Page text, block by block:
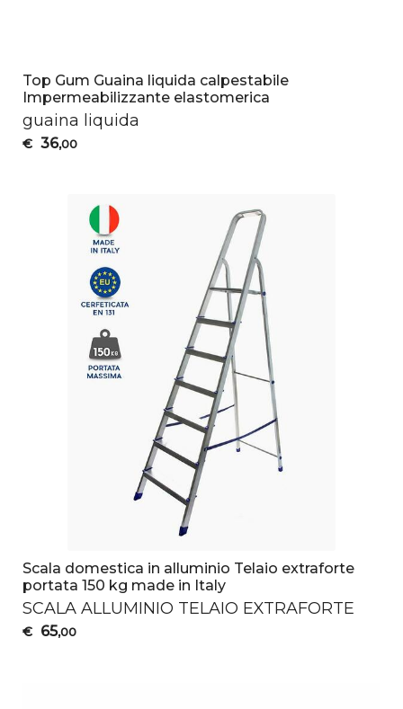
Top Gum Guaina liquida calpestabile
Impermeabilizzante elastomerica
guaina liquida
€ 36,00
Scala domestica in alluminio Telaio extraforte
portata 150 kg made in Italy
SCALA ALLUMINIO TELAIO EXTRAFORTE
€ 65,00